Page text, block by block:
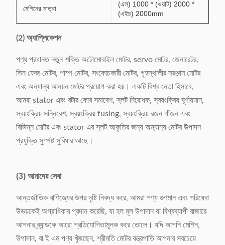
মেশিনের মাত্রা
(এল) 1000 * (ওয়াট) 2000 *
(এইচ) 2000mm
(2) অ্যাপ্লিকেশন
পণ্য প্রধানত নতুন শক্তি অটোমোবাইল মোটর, servo মোটর, জেনারেটর,
তিন ফেজ মোটর, পাম্প মোটর, সংকোচকারী মোটর, গৃহস্থালীর সরঞ্জাম মোটর
এবং অন্যান্য আনয়ন মোটর প্রয়োগ করা হয়। একটি বিশ্ব নেতা হিসাবে,
আমরা stator এবং রটার কোর সমাবেশ, স্লট নিরোধক, স্বয়ংক্রিয় ঘূর্ণায়মান,
স্বয়ংক্রিয় সন্নিবেশ, স্বয়ংক্রিয় fusing, স্বয়ংক্রিয় রজন গাঁজন এবং
বিভিন্ন মোটর এবং stator এর স্লট আকৃতির জন্য অন্যান্য মোটর উত্পাদন
প্রযুক্তি সুস্পষ্ট সুবিধার আছে।
(3) আমাদের সেবা
আন্তর্জাতিক বাণিজ্যের উপর দৃষ্টি নিবদ্ধ করে, আমরা পণ্য গুণমান এবং পরিষেবা
উভয়কেই অগ্রাধিকার প্রদান করেছি, যা হল মূল উপাদান যা বিশ্বব্যাপী বাজারে
আপনার ব্র্যান্ডকে আরো প্রতিযোগিতামূলক করে তোলে। যদি আপনি মেশিন,
উপাদান, বা ই এম পণ্য খুঁজছেন, শ্রীমতি মোটর যন্ত্রপাতি আপনার সবচেয়ে